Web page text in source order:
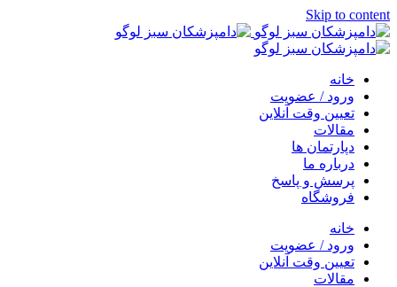
Skip to content
خانه
ورود / عضویت
تعیین وقت آنلاین
مقالات
دپارتمان ها
درباره ما
پرسش و پاسخ
فروشگاه
خانه
ورود / عضویت
تعیین وقت آنلاین
مقالات